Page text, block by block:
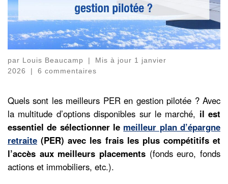
par Louis Beaucamp | Mis à jour 1 janvier
2026
| 6 commentaires
Quels sont les meilleurs PER en gestion pilotée ? Avec
la multitude d’options disponibles sur le marché, il est
essentiel de sélectionner le meilleur plan d’épargne
retraite (PER) avec les frais les plus compétitifs et
l’accès aux meilleurs placements (fonds euro, fonds
actions et immobiliers, etc.).